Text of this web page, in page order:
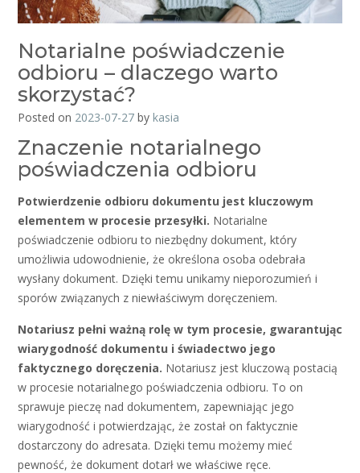
Notarialne poświadczenie
odbioru – dlaczego warto
skorzystać?
Posted on 2023-07-27 by kasia
Znaczenie notarialnego
poświadczenia odbioru
Potwierdzenie odbioru dokumentu jest kluczowym
elementem w procesie przesyłki. Notarialne
poświadczenie odbioru to niezbędny dokument, który
umożliwia udowodnienie, że określona osoba odebrała
wysłany dokument. Dzięki temu unikamy nieporozumień i
sporów związanych z niewłaściwym doręczeniem.
Notariusz pełni ważną rolę w tym procesie, gwarantując
wiarygodność dokumentu i świadectwo jego
faktycznego doręczenia. Notariusz jest kluczową postacią
w procesie notarialnego poświadczenia odbioru. To on
sprawuje pieczę nad dokumentem, zapewniając jego
wiarygodność i potwierdzając, że został on faktycznie
dostarczony do adresata. Dzięki temu możemy mieć
pewność, że dokument dotarł we właściwe ręce.